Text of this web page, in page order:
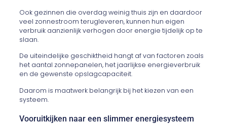
Ook gezinnen die overdag weinig thuis zijn en daardoor
veel zonnestroom terugleveren, kunnen hun eigen
verbruik aanzienlijk verhogen door energie tijdelijk op te
slaan.
De uiteindelijke geschiktheid hangt af van factoren zoals
het aantal zonnepanelen, het jaarlijkse energieverbruik
en de gewenste opslagcapaciteit.
Daarom is maatwerk belangrijk bij het kiezen van een
systeem.
Vooruitkijken naar een slimmer energiesysteem